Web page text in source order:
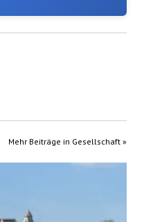
Mehr Beiträge in Gesellschaft »